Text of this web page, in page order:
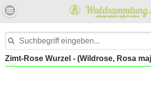
Zimt-Rose Wurzel - (Wildrose, Rosa